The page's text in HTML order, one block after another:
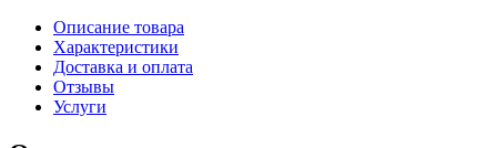
Описание товара
Характеристики
Доставка и оплата
Отзывы
Услуги